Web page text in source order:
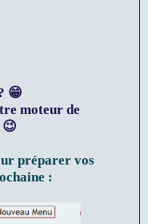
😁
moteur de
préparer vos
: